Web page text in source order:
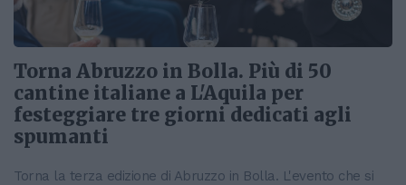
Torna Abruzzo in Bolla. Più di 50
cantine italiane a L'Aquila per
festeggiare tre giorni dedicati agli
spumanti
Torna la terza edizione di Abruzzo in Bolla. L'evento che si